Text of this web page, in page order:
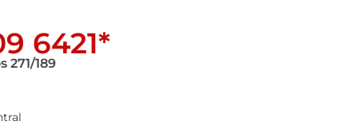
6421*
271/189